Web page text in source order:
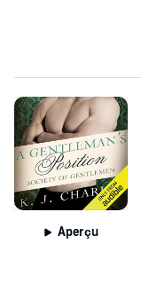
Aperçu